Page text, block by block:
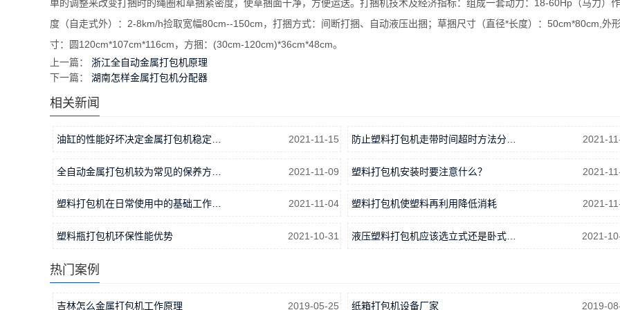
单的调整来改变打捆时的绳圈和草捆紧密度，使草捆面干净，方便运送。打捆机技术及经济指标：组成一套动力：18-60Hp（马力）
度（自走式外）：2-8km/h捡取宽幅80cm--150cm，打捆方式：间断打捆、自动液压出捆；草捆尺寸（直径*长度）：50cm*80cm,外
寸：圆120cm*107cm*116cm，方捆：(30cm-120cm)*36cm*48cm。
上一篇： 浙江全自动金属打包机原理
下一篇： 湖南怎样金属打包机分配器
相关新闻
油缸的性能好坏决定金属打包机稳定… 2021-11-15 防止塑料打包机走带时间超时方法分… 2021-
全自动金属打包机较为常见的保养方… 2021-11-09 塑料打包机安装时要注意什么？ 2021-
塑料打包机在日常使用中的基础工作… 2021-11-04 塑料打包机使塑料再利用降低消耗 2021-
塑料瓶打包机环保性能优势 2021-10-31 液压塑料打包机应该选立式还是卧式… 2021-
热门案例
吉林怎么金属打包机工作原理 2019-05-25 纸箱打包机设备厂家 2019-